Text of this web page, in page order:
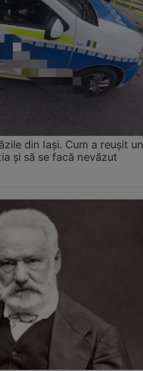
din Iași. Cum a reușit un
și să se facă nevăzut